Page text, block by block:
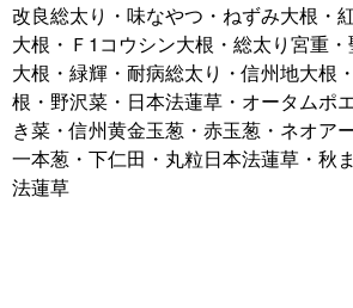
改良総太り・味なやつ・ねずみ大根・
大根・Ｆ1コウシン大根・総太り宮重
大根・緑輝・耐病総太り・信州地大根
根・野沢菜・日本法蓮草・オータムポ
き菜・信州黄金玉葱・赤玉葱・ネオア
一本葱・下仁田・丸粒日本法蓮草・秋
法蓮草